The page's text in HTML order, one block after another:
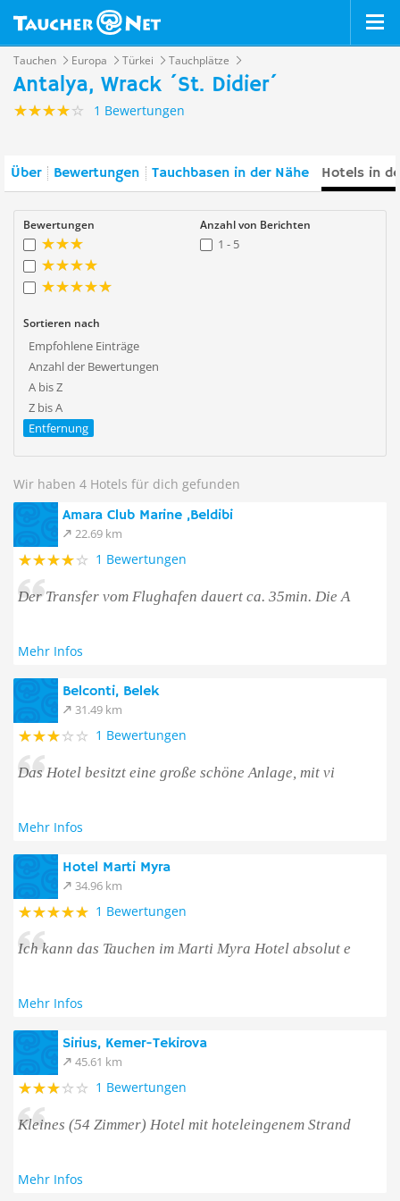
Tauchen Europa Türkei Tauchplätze
Antalya, Wrack ´St. Didier´
1 Bewertungen
Über Bewertungen Tauchbasen in der Nähe Hotels in
Bewertungen Anzahl von Berichten
1 - 5
Sortieren nach
Empfohlene Einträge
Anzahl der Bewertungen
A bis Z
Z bis A
Entfernung
Wir haben 4 Hotels für dich gefunden
Amara Club Marine ,Beldibi
22.69 km
1 Bewertungen
Der Transfer vom Flughafen dauert ca. 35min. Die A
Mehr Infos
Belconti, Belek
31.49 km
1 Bewertungen
Das Hotel besitzt eine große schöne Anlage, mit vi
Mehr Infos
Hotel Marti Myra
34.96 km
1 Bewertungen
Ich kann das Tauchen im Marti Myra Hotel absolut e
Mehr Infos
Sirius, Kemer-Tekirova
45.61 km
1 Bewertungen
Kleines (54 Zimmer) Hotel mit hoteleingenem Strand
Mehr Infos